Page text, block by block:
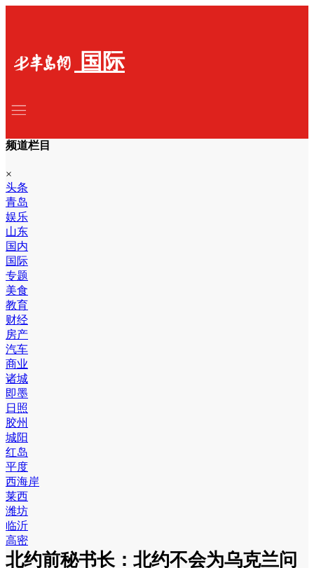
国际
频道栏目
×
头条
青岛
娱乐
山东
国内
国际
专题
美食
教育
财经
房产
汽车
商业
诸城
即墨
日照
胶州
城阳
红岛
平度
西海岸
莱西
潍坊
临沂
高密
北约前秘书长：北约不会为乌克兰问